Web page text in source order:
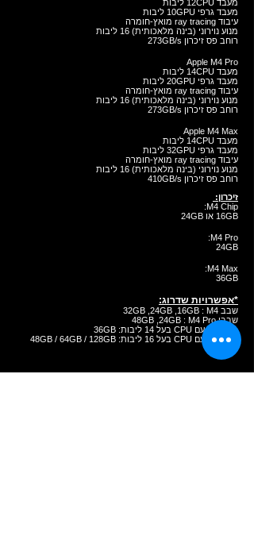
מעבד 12CPU ליבות
מעבד גרפי 10GPU ליבות
עיבוד ray tracing מואץ-חומרה
מנוע נוירוני (בינה מלאכותית) 16 ליבות
רוחב פס זיכרון 273GB/s
Apple M4 Pro
מעבד 14CPU ליבות
מעבד גרפי 20GPU ליבות
עיבוד ray tracing מואץ-חומרה
מנוע נוירוני (בינה מלאכותית) 16 ליבות
רוחב פס זיכרון 273GB/s
Apple M4 Max
מעבד 14CPU ליבות
מעבד גרפי 32GPU ליבות
עיבוד ray tracing מואץ-חומרה
מנוע נוירוני (בינה מלאכותית) 16 ליבות
רוחב פס זיכרון 410GB/s
זיכרון:
M4 Chip:
16GB או 24GB
M4 Pro:
24GB
M4 Max:
36GB
*אפשרויות שדרוג:
שבב 32GB ,24GB ,16GB : M4
שבבי 48GB ,24GB : M4 Pro
M4 Max עם CPU בעל 14 ליבות: 36GB
M4 Max עם CPU בעל 16 ליבות: 48GB / 64GB / 128GB
אחסון: